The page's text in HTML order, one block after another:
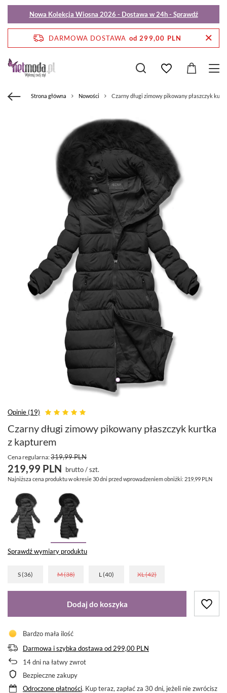
Nowa Kolekcja Wiosna 2026 - Dostawa w 24h - Sprawdź
DARMOWA DOSTAWA od 299,00 PLN
Strona główna Nowości Czarny długi zimowy pikowany płaszczyk
Opinie (19)
Czarny długi zimowy pikowany płaszczyk kurtka
z kapturem
Cena regularna:319,99 PLN
219,99 PLN brutto/szt.
Najniższa cena produktu w okresie 30 dni przed wprowadzeniem obniżki: 219,99 PLN
Sprawdź wymiary produktu
S (36) M (38) L (40) XL (42)
Dodaj do koszyka
Bardzo mała ilość
Darmowa i szybka dostawa od 299,00 PLN
14dni na łatwy zwrot
Bezpieczne zakupy
Odroczone płatności. Kup teraz, zapłać za 30 dni, jeżeli nie zwrócisz